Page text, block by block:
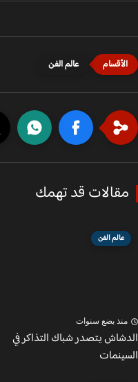
عالم الفن
قد تهمك
عالم الفن
بضع سنوات
يتصدر شباك التذاكر في